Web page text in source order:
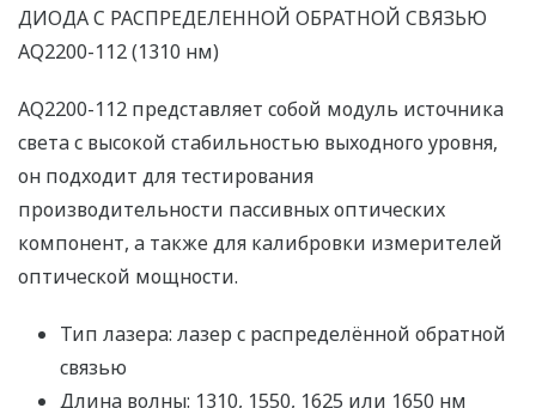
ДИОДА С РАСПРЕДЕЛЕННОЙ ОБРАТНОЙ СВЯЗЬЮ
AQ2200-112 (1310 нм)
AQ2200-112 представляет собой модуль источника
света с высокой стабильностью выходного уровня,
он подходит для тестирования
производительности пассивных оптических
компонент, а также для калибровки измерителей
оптической мощности.
Тип лазера: лазер с распределённой обратной
связью
Длина волны: 1310, 1550, 1625 или 1650 нм